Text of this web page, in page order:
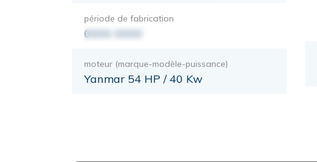
période de fabrication
0000-0000
moteur (marque-modèle-puissance)
Yanmar 54 HP / 40 Kw